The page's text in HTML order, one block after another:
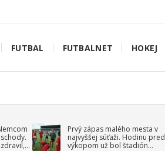
FUTBAL FUTBALNET HOKEJ
Prvý zápas malého mesta v
najvyššej súťaži. Hodinu pred
výkopom už bol štadión